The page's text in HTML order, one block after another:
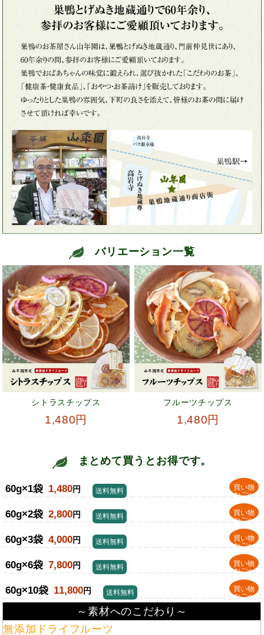
バリエーション一覧
シトラスチップス
1,480円
フルーツチップス
1,480円
まとめて買うとお得です。
60g×1袋 1,480円
買い物
かごへ
送料無料
60g×2袋 2,800円
買い物
かごへ
送料無料
60g×3袋 4,000円
買い物
かごへ
送料無料
60g×6袋 7,800円
買い物
かごへ
送料無料
60g×10袋 11,800円
買い物
かごへ
送料無料
～素材へのこだわり～
無添加ドライフルーツ